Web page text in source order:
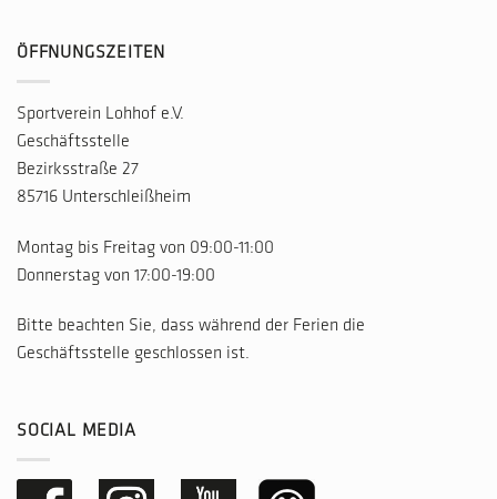
ÖFFNUNGSZEITEN
Sportverein Lohhof e.V.
Geschäftsstelle
Bezirksstraße 27
85716 Unterschleißheim
Montag bis Freitag von 09:00-11:00
Donnerstag von 17:00-19:00
Bitte beachten Sie, dass während der Ferien die
Geschäftsstelle geschlossen ist.
SOCIAL MEDIA